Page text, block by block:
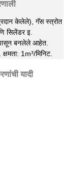
प्रदान केलेले), गॅस स्त्रोत
सिलेंडर इ.
बनलेले आहेत.
1m³/मिनिट.
यादी